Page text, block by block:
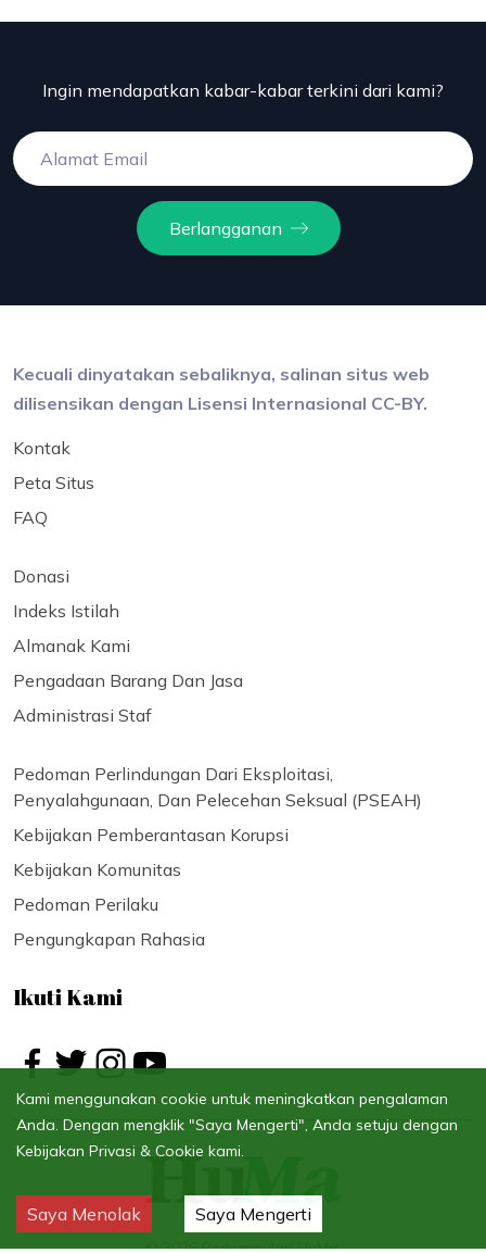
Ingin mendapatkan kabar-kabar terkini dari kami?
Berlangganan
Kecuali dinyatakan sebaliknya, salinan situs web
dilisensikan dengan Lisensi Internasional CC-BY.
Kontak
Peta Situs
FAQ
Donasi
Indeks Istilah
Almanak Kami
Pengadaan Barang Dan Jasa
Administrasi Staf
Pedoman Perlindungan Dari Eksploitasi,
Penyalahgunaan, Dan Pelecehan Seksual (PSEAH)
Kebijakan Pemberantasan Korupsi
Kebijakan Komunitas
Pedoman Perilaku
Pengungkapan Rahasia
Ikuti Kami
©2026Perkumpulan HuMa.
Kami menggunakan cookie untuk meningkatkan pengalaman
Anda. Dengan mengklik "Saya Mengerti", Anda setuju dengan
Kebijakan Privasi & Cookie kami.
Saya Menolak Saya Mengerti